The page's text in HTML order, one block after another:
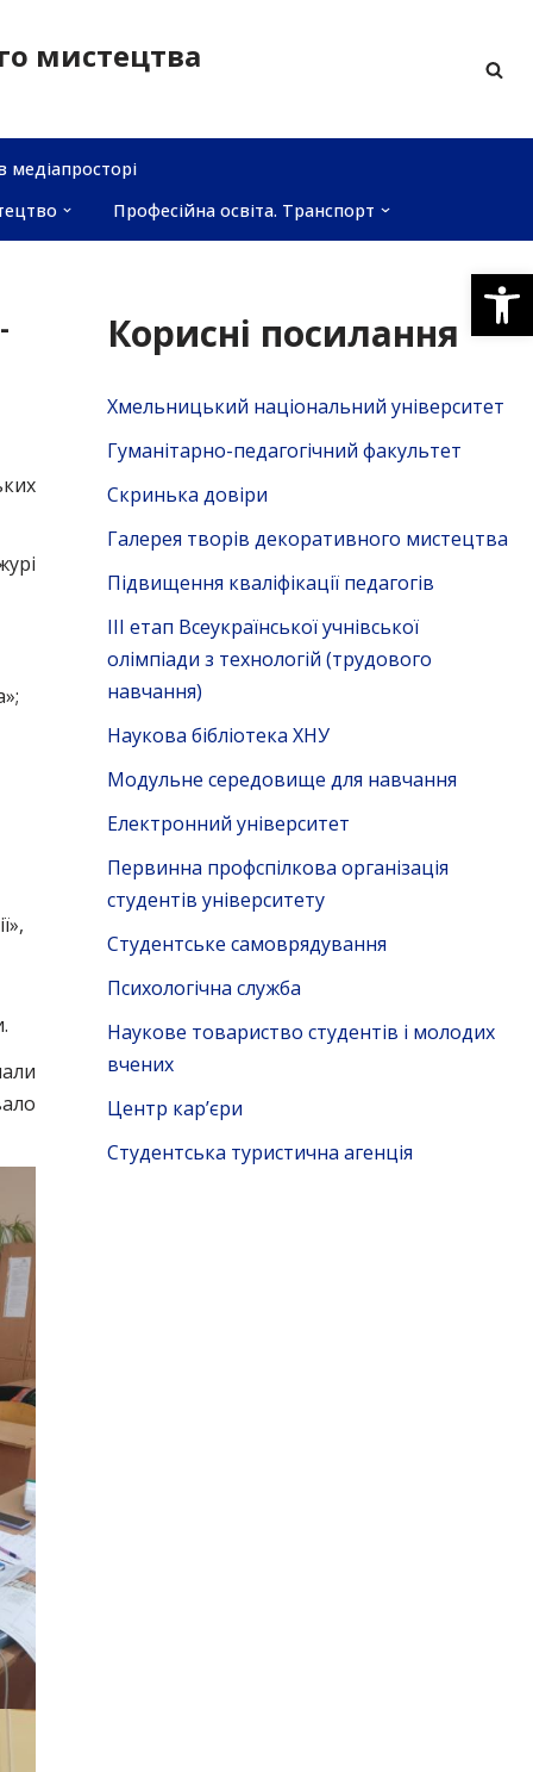
мистецтва
медіапросторі
Професійна освіта. Транспорт
Корисні посилання
Хмельницький національний університет
Гуманітарно-педагогічний факультет
Скринька довiри
Галерея творів декоративного мистецтва
Підвищення кваліфікації педагогів
ІІІ етап Всеукраїнської учнівської
олімпіади з технологій (трудового
навчання)
Наукова бібліотека ХНУ
Модульне середовище для навчання
Електронний університет
Первинна профспілкова організація
студентів університету
Студентське самоврядування
Психологічна служба
Наукове товариство студентів і молодих
вчених
Центр кар’єри
Студентська туристична агенція